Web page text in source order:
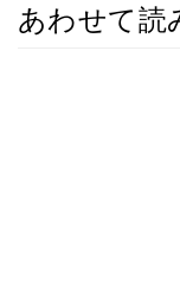
あわせて読